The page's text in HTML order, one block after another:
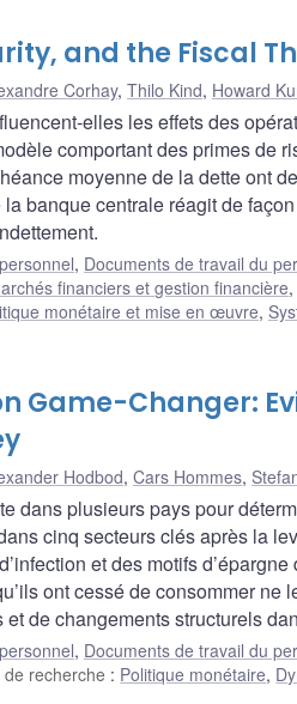
and the Fiscal
Corhay, Thilo Kind, Howard
elles les effets des
comportant des primes de
moyenne de la dette ont
banque centrale réagit de
, Documents de travail du
financiers et gestion financière,
monétaire et mise en œuvre,
Game-Changer:
Hodbod, Cars Hommes,
dans plusieurs pays pour
cinq secteurs clés après la
et des motifs
ont cessé de consommer ne
de changements structurels
, Documents de travail du
recherche : Politique monétaire,